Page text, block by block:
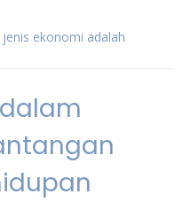
jenis ekonomi adalah